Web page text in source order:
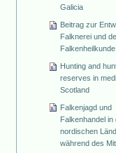
Galicia
Beitrag zur
Falknerei und
Falkenheilkunde
Hunting and
reserves in
Scotland
Falkenjagd und
Falkenhandel in
nordischen
während des